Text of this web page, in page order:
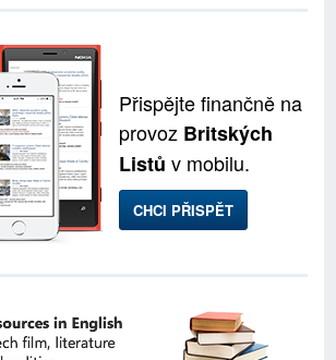
Přispějte finančně na
provoz Britských
Listů v mobilu.
CHCI PŘISPĚT